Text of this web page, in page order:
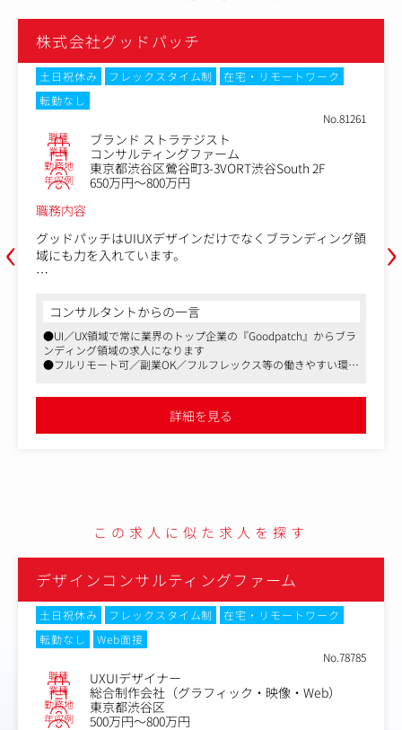
‹
株式会社グッドパッチ
土日祝休み フレックスタイム制
在宅・リモートワーク
転勤なし
No.81261
職種 ブランド ストラテジスト
業種 コンサルティングファーム
勤務地 東京都渋谷区鶯谷町3-3VORT渋谷South 2F
年収例
650万円～800万円
職務内容
グッドパッチはUIUXデザインだけでなくブランディング領
域にも力を入れています。
性を明らかにし表現することは、クライアントの組織や事
業の新しい指針、ブランドの拠り所となります。
今回のポジションでは企業やサービス、プロダクトをはじ
めとするあらゆる「ブランド」のコアアイデンティティを
and Strategistは主にブランド戦略の設計、クライアント
を巻き込んだワークショップの設計/実施、ブランドコン
・インタビュー設計、実施
・ワークショップ設計、ファシリテーション
・クライアントインタビューやワークショップをまとめ、
その結果を踏まえた言語化、コンセプト立案
スローガンやステートメントのコピーライティングなど
BXプロジェクト後に社員の方々の目的や意識が明らかに変
わったり、採用人材の基準が更新されて入社人材の質が上
がったりと、クライアントの組織や事業をあと押しできて
いると実感できることは、大きなやり甲斐です。
コンサルタントからの一言
●UI／UX領域で常に業界のトップ企業の『Goodpatch』からブラ
ンディング領域の求人になります
●フルリモート可／副業OK／フルフレックス等の働きやすい環境
の立ち上げや、企業のデザイン戦略立案、デザイン組織構築支援
など企業の経営層とコンサルティングする形で事業を拡大してお
ります。
詳細を見る
›
この求人に似た求人を探す
デザインコンサルティングファーム
土日祝休み フレックスタイム制
在宅・リモートワーク
転勤なし
Web面接
No.78785
職種 UXUIデザイナー
業種 総合制作会社（グラフィック・映像・Web）
勤務地 東京都渋谷区
年収例
500万円～800万円